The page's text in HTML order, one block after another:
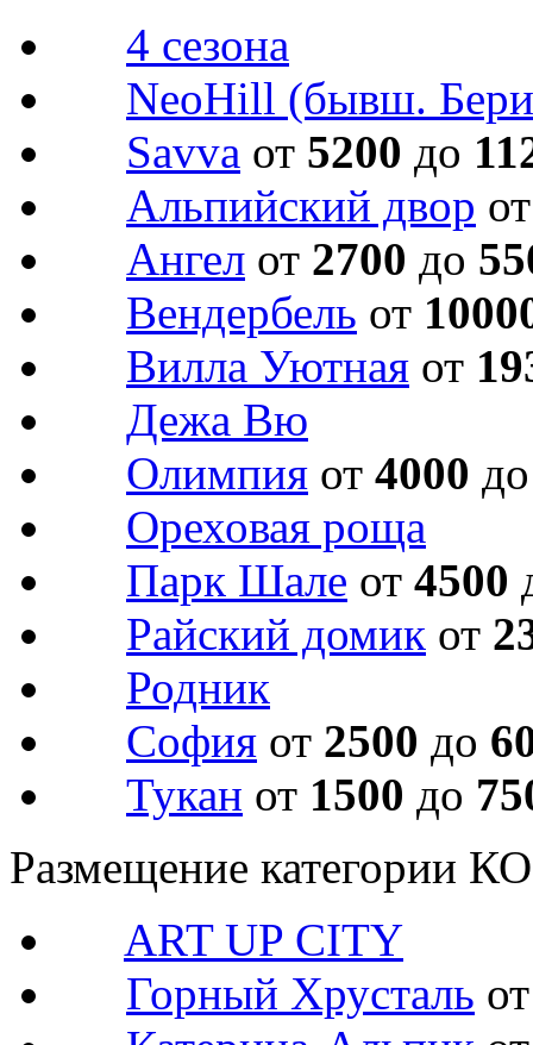
4 сезона
NeoHill (бывш.
Savva от 5200 до
Альпийский двор
Ангел от 2700 до
Вендербель от
Вилла Уютная от
Дежа Вю
Олимпия от 4000
Ореховая роща
Парк Шале от 4500
Райский домик от
Родник
София от 2500 до
Тукан от 1500 до
Размещение категории
ART UP CITY
Горный Хрусталь